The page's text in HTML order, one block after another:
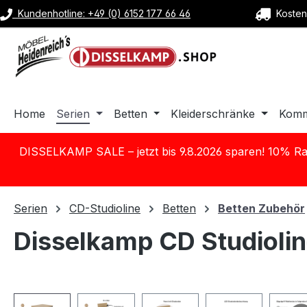
Hauptinhalt springen
Zur Suche springen
Zur Hauptnavigation springen
Kundenhotline: +49 (0) 6152 177 66 46
Home Serien Betten Kleiderschränke
DISSELKAMP SALE – jetzt bis 9.8.2026 sparen! 10%
Serien CD-Studioline Betten Betten Zubehör
Disselkamp CD
Bildergalerie überspringen